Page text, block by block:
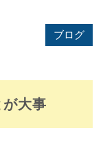
ブログ
大事